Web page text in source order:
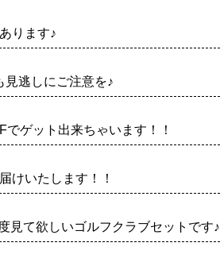
ります♪
見逃しにご注意を♪
ゲット出来ちゃいます！！
けいたします！！
見て欲しいゴルフクラブセットです♪